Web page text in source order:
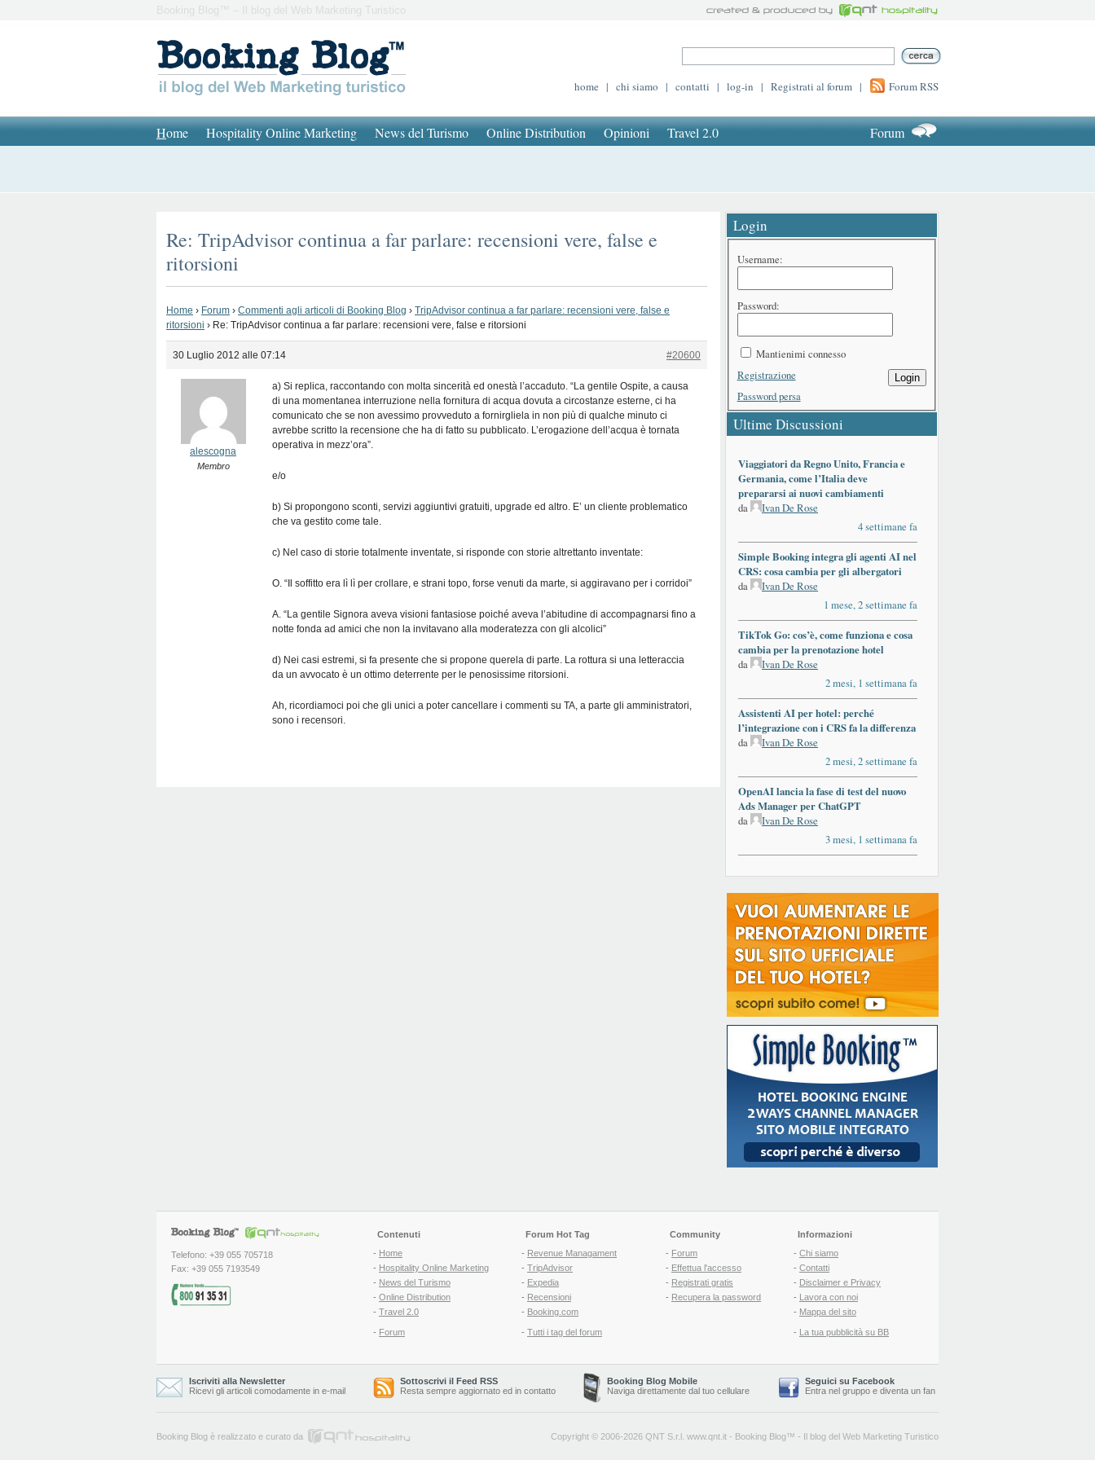
Booking Blog™ – Il blog del Web Marketing Turistico
home | chi siamo | contatti | log-in | Registrati al forum | Forum RSS
Home Hospitality Online Marketing News del Turismo Online Distribution Opinioni Travel 2.0 Forum
Re: TripAdvisor continua a far parlare: recensioni vere, false e
ritorsioni
Home › Forum › Commenti agli articoli di Booking Blog › TripAdvisor continua a far parlare: recensioni vere, false e
ritorsioni › Re: TripAdvisor continua a far parlare: recensioni vere, false e ritorsioni
30 Luglio 2012 alle 07:14 #20600
alescogna
Membro
a) Si replica, raccontando con molta sincerità ed onestà l’accaduto. “La gentile Ospite, a causa
di una momentanea interruzione nella fornitura di acqua dovuta a circostanze esterne, ci ha
comunicato che se non avessimo provveduto a fornirgliela in non più di qualche minuto ci
avrebbe scritto la recensione che ha di fatto su pubblicato. L’erogazione dell’acqua è tornata
operativa in mezz’ora”.
e/o
b) Si propongono sconti, servizi aggiuntivi gratuiti, upgrade ed altro. E’ un cliente problematico
che va gestito come tale.
c) Nel caso di storie totalmente inventate, si risponde con storie altrettanto inventate:
O. “Il soffitto era lì lì per crollare, e strani topo, forse venuti da marte, si aggiravano per i corridoi”
A. “La gentile Signora aveva visioni fantasiose poiché aveva l’abitudine di accompagnarsi fino a
notte fonda ad amici che non la invitavano alla moderatezza con gli alcolici”
d) Nei casi estremi, si fa presente che si propone querela di parte. La rottura si una letteraccia
da un avvocato è un ottimo deterrente per le penosissime ritorsioni.
Ah, ricordiamoci poi che gli unici a poter cancellare i commenti su TA, a parte gli amministratori,
sono i recensori.
Login
Username:
Password:
Mantienimi connesso
Login
Registrazione
Password persa
Ultime Discussioni
Viaggiatori da Regno Unito, Francia e
Germania, come l’Italia deve
prepararsi ai nuovi cambiamenti
da
Ivan De Rose
4 settimane fa
Simple Booking integra gli agenti AI nel
CRS: cosa cambia per gli albergatori
da
Ivan De Rose
1 mese, 2 settimane fa
TikTok Go: cos’è, come funziona e cosa
cambia per la prenotazione hotel
da
Ivan De Rose
2 mesi, 1 settimana fa
Assistenti AI per hotel: perché
l’integrazione con i CRS fa la differenza
da
Ivan De Rose
2 mesi, 2 settimane fa
OpenAI lancia la fase di test del nuovo
Ads Manager per ChatGPT
da
Ivan De Rose
3 mesi, 1 settimana fa
Telefono: +39 055 705718
Fax: +39 055 7193549
Contenuti
- Home
- Hospitality Online Marketing
- News del Turismo
- Online Distribution
- Travel 2.0
- Forum
Forum Hot Tag
- Revenue Managament
- TripAdvisor
- Expedia
- Recensioni
- Booking.com
- Tutti i tag del forum
Community
- Forum
- Effettua l'accesso
- Registrati gratis
- Recupera la password
Informazioni
- Chi siamo
- Contatti
- Disclaimer e Privacy
- Lavora con noi
- Mappa del sito
- La tua pubblicità su BB
Iscriviti alla Newsletter
Ricevi gli articoli comodamente in e-mail
Sottoscrivi il Feed RSS
Resta sempre aggiornato ed in contatto
Booking Blog Mobile
Naviga direttamente dal tuo cellulare
Seguici su Facebook
Entra nel gruppo e diventa un fan
Booking Blog è realizzato e curato da Copyright © 2006-2026 QNT S.r.l. www.qnt.it - Booking Blog™ - Il blog del Web Marketing Turistico